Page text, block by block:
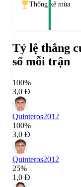
Thống kê mùa
Tỷ lệ thắng
số mỗi trận
100%
3,0 Đ
Quinteros2012
100%
3,0 Đ
Quinteros2012
25%
1,0 Đ